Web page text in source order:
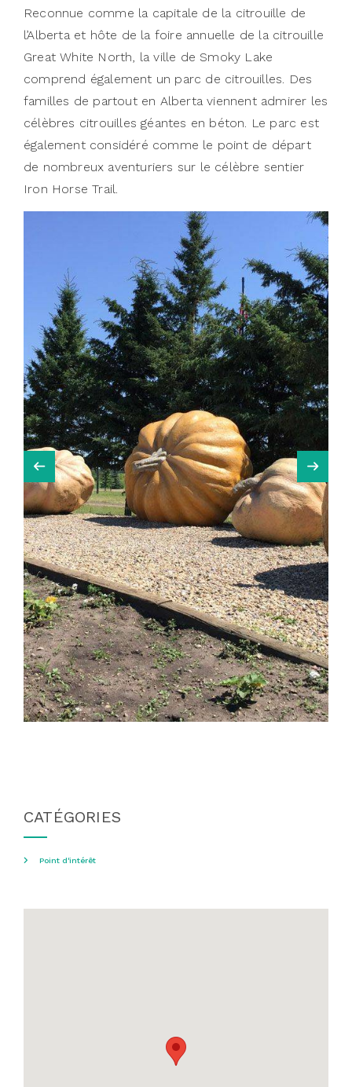
Reconnue comme la capitale de la citrouille de
l’Alberta et hôte de la foire annuelle de la citrouille
Great White North, la ville de Smoky Lake
comprend également un parc de citrouilles. Des
familles de partout en Alberta viennent admirer les
célèbres citrouilles géantes en béton. Le parc est
également considéré comme le point de départ
de nombreux aventuriers sur le célèbre sentier
Iron Horse Trail.
CATÉGORIES
Point d'intérêt